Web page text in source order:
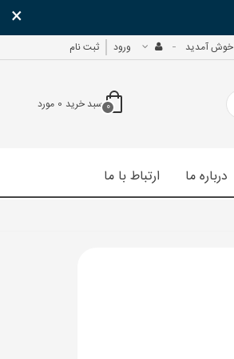
×
خوش آمدید ورود ثبت نام
0سبد خرید 0 مورد
درباره ما ارتباط با ما